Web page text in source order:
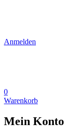
Anmelden
0
Warenkorb
Mein Konto